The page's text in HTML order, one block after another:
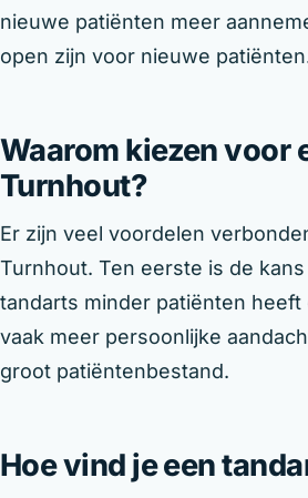
nieuwe patiënten meer
open zijn voor nieuwe
Waarom kiezen voor
Turnhout?
Er zijn veel voordelen
Turnhout. Ten eerste is de
tandarts minder patiënten
vaak meer persoonlijke
groot patiëntenbestand.
Hoe vind je een